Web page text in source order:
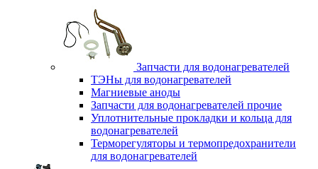
Запчасти для водонагревателей
ТЭНы для водонагревателей
Магниевые аноды
Запчасти для водонагревателей прочие
Уплотнительные прокладки и кольца для
водонагревателей
Терморегуляторы и термопредохранители
для водонагревателей